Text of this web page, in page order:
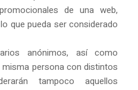
de una web,
que pueda ser considerado
anónimos, así como
persona con distintos
tampoco aquellos